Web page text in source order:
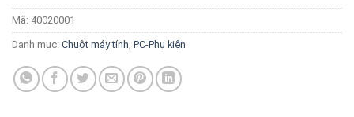
Mã: 40020001
Danh mục: Chuột máy tính PC-Phụ kiện